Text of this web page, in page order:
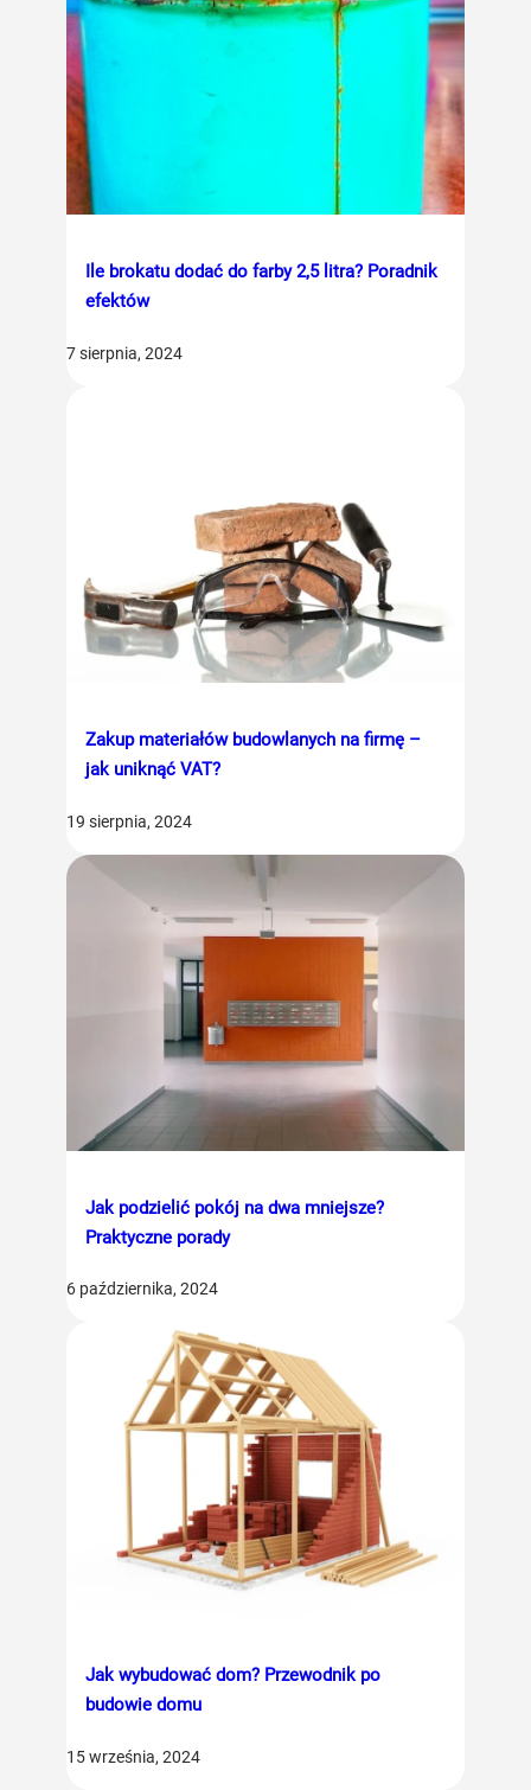
Ile brokatu dodać do farby 2,5 litra? Poradnik
efektów
7 sierpnia, 2024
Zakup materiałów budowlanych na firmę –
jak uniknąć VAT?
19 sierpnia, 2024
Jak podzielić pokój na dwa mniejsze?
Praktyczne porady
6 października, 2024
Jak wybudować dom? Przewodnik po
budowie domu
15 września, 2024